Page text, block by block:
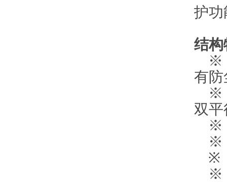
护功
结构
※
有防
※
双
※
※
※
※